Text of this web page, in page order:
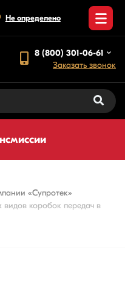
Не определено
8 (800) 301-06-61
Заказать звонок
«Супротек»
видов коробок передач в